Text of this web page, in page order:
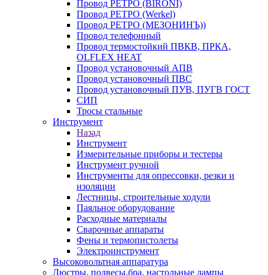
Провод РЕТРО (BIRONI)
Провод РЕТРО (Werkel)
Провод РЕТРО (МЕЗОНИНЪ))
Провод телефонный
Провод термостойкий ПВКВ, ПРКА,
OLFLEX HEAT
Провод установочный АПВ
Провод установочный ПВС
Провод установочный ПУВ, ПУГВ ГОСТ
СИП
Тросы стальные
Инструмент
Назад
Инструмент
Измерительные приборы и тестеры
Инструмент ручной
Инструменты для опрессовки, резки и
изоляции
Лестницы, строительные ходули
Паяльное оборудование
Расходные материалы
Сварочные аппараты
Фены и термопистолеты
Электроинструмент
Высоковольтная аппаратура
Люстры, подвесы,бра, настольные лампы